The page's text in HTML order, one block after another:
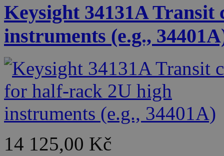
Keysight 34131A
instruments (e.g.,
14 125,00 Kč